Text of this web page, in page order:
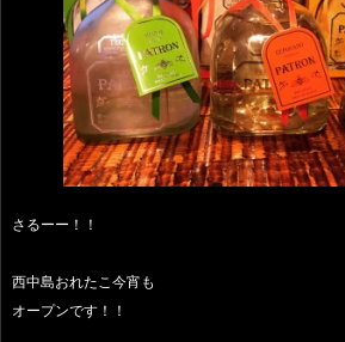
さるーー！！
西中島おれたこ今宵も
オープンです！！